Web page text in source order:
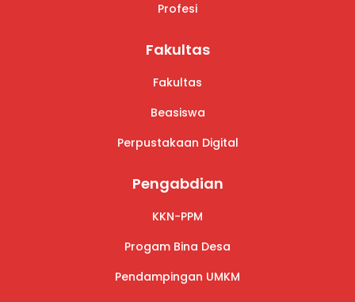
Profesi
Fakultas
Fakultas
Beasiswa
Perpustakaan Digital
Pengabdian
KKN-PPM
Progam Bina Desa
Pendampingan UMKM